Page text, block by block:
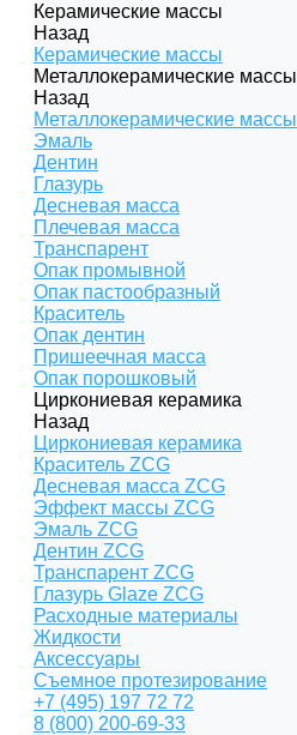
Керамические массы
Назад
Керамические массы
Металлокерамические массы
Назад
Металлокерамические массы
Эмаль
Дентин
Глазурь
Десневая масса
Плечевая масса
Транспарент
Опак промывной
Опак пастообразный
Краситель
Опак дентин
Пришеечная масса
Опак порошковый
Циркониевая керамика
Назад
Циркониевая керамика
Краситель ZCG
Десневая масса ZCG
Эффект массы ZCG
Эмаль ZCG
Дентин ZCG
Транспарент ZCG
Глазурь Glaze ZCG
Расходные материалы
Жидкости
Аксессуары
Съемное протезирование
+7 (495) 197 72 72
8 (800) 200-69-33